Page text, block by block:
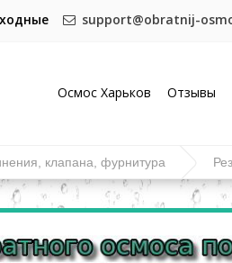
support@obratnij-
Осмос Харьков Отзывы
клапана, фурнитура